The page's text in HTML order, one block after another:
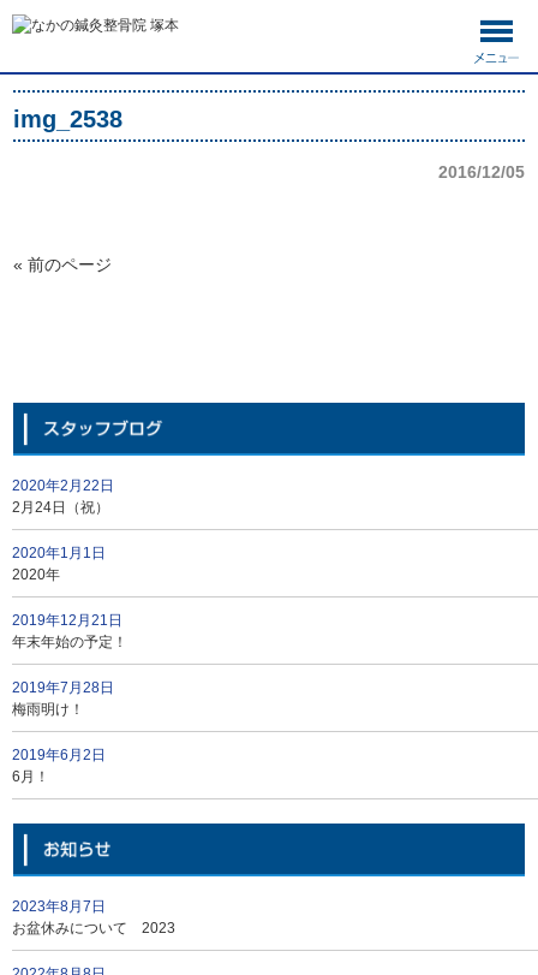
img_2538
2016/12/05
« 前のページ
2020年2月22日
2月24日（祝）
2020年1月1日
2020年
2019年12月21日
年末年始の予定！
2019年7月28日
梅雨明け！
2019年6月2日
6月！
2023年8月7日
お盆休みについて 2023